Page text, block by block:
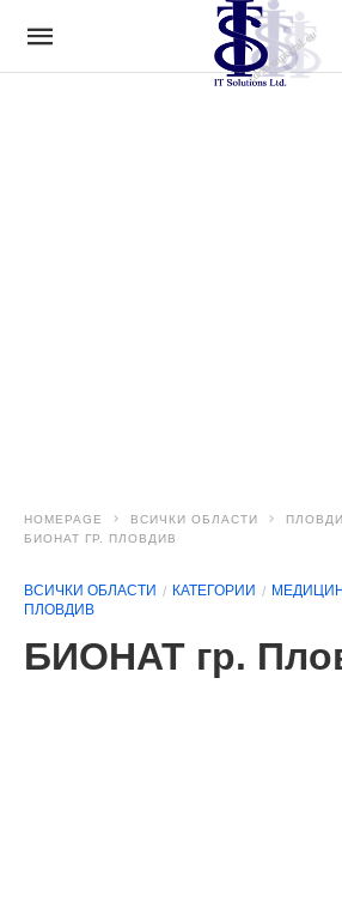
HOMEPAGE ВСИЧКИ ОБЛАСТИ
БИОНАТ ГР. ПЛОВДИВ
ВСИЧКИ ОБЛАСТИ КАТЕГОРИИ
ПЛОВДИВ
БИОНАТ гр.